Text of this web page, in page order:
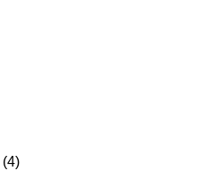
(4)